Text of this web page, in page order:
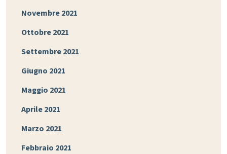
Novembre 2021
Ottobre 2021
Settembre 2021
Giugno 2021
Maggio 2021
Aprile 2021
Marzo 2021
Febbraio 2021